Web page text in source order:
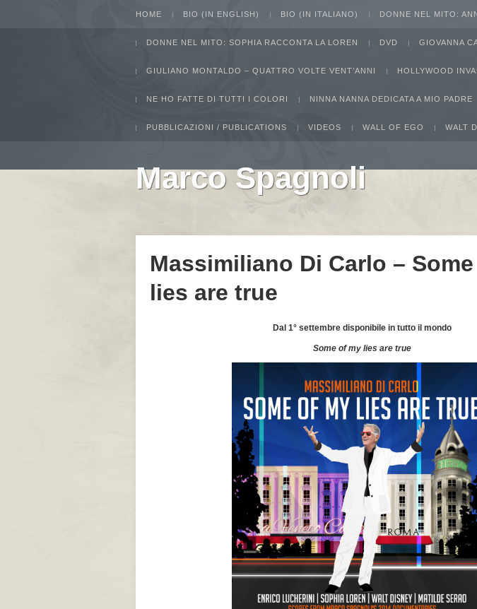
HOME BIO (IN ENGLISH) BIO (IN ITALIANO) DONNE NEL MITO:
DONNE NEL MITO: SOPHIA RACCONTA LA LOREN DVD GIOVANNA
GIULIANO MONTALDO – QUATTRO VOLTE VENT’ANNI HOLLYWOOD
NE HO FATTE DI TUTTI I COLORI NINNA NANNA DEDICATA A MIO PADRE
PUBBLICAZIONI / PUBLICATIONS VIDEOS WALL OF EGO WALT
Marco Spagnoli
Massimiliano Di Carlo –
lies are true
Dal 1° settembre disponibile in tutto il mondo
Some of my lies are true